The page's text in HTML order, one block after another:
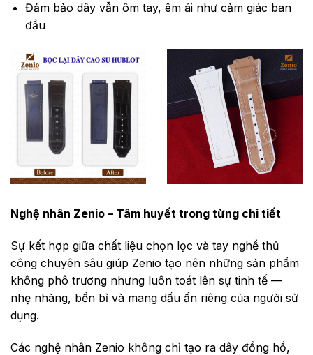
Đảm bảo dây vẫn ôm tay, êm ái như cảm giác ban
đầu
Nghệ nhân Zenio – Tâm huyết trong từng chi tiết
Sự kết hợp giữa chất liệu chọn lọc và tay nghề thủ
công chuyên sâu giúp Zenio tạo nên những sản phẩm
không phô trương nhưng luôn toát lên sự tinh tế —
nhẹ nhàng, bền bỉ và mang dấu ấn riêng của người sử
dụng.
Các nghệ nhân Zenio không chỉ tạo ra dây đồng hồ,